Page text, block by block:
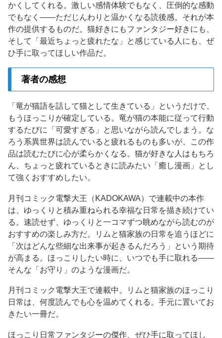
かくしてくれる。激しい感情体験でもなく、圧倒的な感動
でもなく——ただじんわりと温かくなる読後感。それが本
作の提供するものだ。猫好きにもファンタジー好きにも、
そして「最近ちょっと疲れたな」と感じている人にも、ぜ
ひ手に取ってほしい作品だ。
著者の感想
「竜が猫語を話して猫として生きている」というだけで、
もうほっこりが確定している。竜が猫の本能に従って行動
するたびに「可愛すぎる」と思いながら読んでしまう。な
ろう系異世界は読んでいると疲れるものも多いが、この作
品は読むたびに心が柔らかくなる。猫が好きな人はもちろ
ん、ちょっと疲れているときに読みたい「癒し漫画」とし
て強くおすすめしたい。
月刊コミック電撃大王（KADOKAWA）で連載中の本作
は、ゆっくりと積み重ねられる幸福な日常を描き続けてい
る。速読せず、ゆっくりと一コマずつ眺めながら読むのが
おすすめの楽しみ方だ。リムと猫家族の日常を追うほどに
「次はどんな些細な出来事が起きるんだろう」という期待
が高まる。ほっこりしたい時に、いつでも手に取れる——
そんな「お守り」のような漫画だ。
月刊コミック電撃大王で連載中。リムと猫家族のほっこり
日常は、何度読んでも心を温めてくれる。手元に置いてお
きたい一冊だ。
ほっこり日常ファンタジーの傑作、ぜひ手に取ってほし